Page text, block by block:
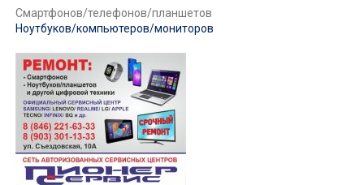
Смартфонов/телефонов/планшетов
Ноутбуков/компьютеров/мониторов